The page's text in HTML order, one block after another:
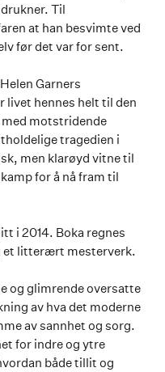
Til
at han besvimte ved
før det var for sent.
Garners
livet hennes helt til den
motstridende
tragedien i
men klarøyd vitne til
for å nå fram til
i 2014. Boka regnes
et litterært mesterverk.
og glimrende oversatte
av hva det moderne
av sannhet og sorg.
for indre og ytre
både tillit og